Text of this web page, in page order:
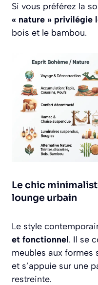
Si vous préférez la
« nature » privilégie
bois et le bambou.
Le chic
lounge urbain
Le style
et fonctionnel. Il se
meubles aux formes
et s’appuie sur une
restreinte.